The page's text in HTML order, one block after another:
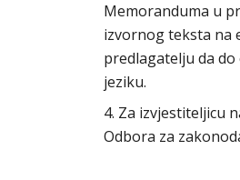
Memoranduma u
izvornog teksta na
predlagatelju da
jeziku.
4. Za izvjestiteljicu
Odbora za